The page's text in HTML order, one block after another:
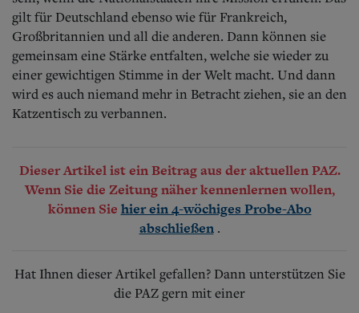
gilt für Deutschland ebenso wie für Frankreich,
Großbritannien und all die anderen. Dann können sie
gemeinsam eine Stärke entfalten, welche sie wieder zu
einer gewichtigen Stimme in der Welt macht. Und dann
wird es auch niemand mehr in Betracht ziehen, sie an den
Katzentisch zu verbannen.
Dieser Artikel ist ein Beitrag aus der aktuellen PAZ.
Wenn Sie die Zeitung näher kennenlernen wollen,
können Sie hier ein 4-wöchiges Probe-Abo
abschließen .
Hat Ihnen dieser Artikel gefallen? Dann unterstützen Sie
die PAZ gern mit einer